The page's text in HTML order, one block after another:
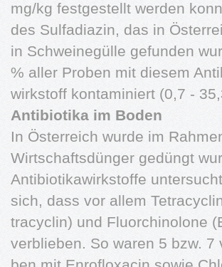
mg/kg festgestellt werden
des Sulfadiazin, das in
in Schweinegülle gefunden
% aller Proben mit diesem
wirkstoff kontaminiert (0,7 -
Antibiotika im Boden
In Österreich wurde im
Wirtschaftsdünger gedüngt
Antibiotikawirkstoffe
sich, dass vor allem
tracyclin) und Fluorchinolone
verblieben. So waren 5 bzw. 7